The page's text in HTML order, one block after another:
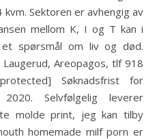
Sektoren er avhengig av
mellom K, I og T kan i
spørsmål om liv og død.
Areopagos, tlf 918
Søknadsfrist for
Selvfølgelig leverer
molde print, jeg kan tilby
homemade milf porn er